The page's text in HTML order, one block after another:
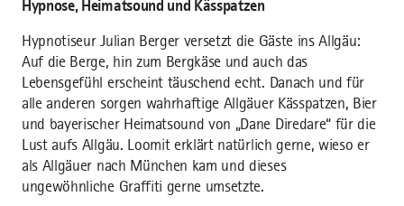
Hypnose, Heimatsound und Kässpatzen
Hypnotiseur Julian Berger versetzt die Gäste ins Allgäu:
Auf die Berge, hin zum Bergkäse und auch das
Lebensgefühl erscheint täuschend echt. Danach und für
alle anderen sorgen wahrhaftige Allgäuer Kässpatzen, Bier
und bayerischer Heimatsound von „Dane Diredare“ für die
Lust aufs Allgäu. Loomit erklärt natürlich gerne, wieso er
als Allgäuer nach München kam und dieses
ungewöhnliche Graffiti gerne umsetzte.